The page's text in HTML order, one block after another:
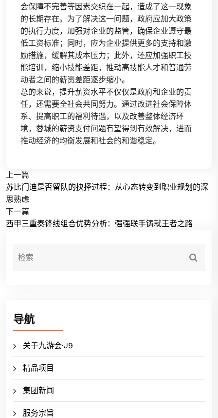
会保障不完善等因素交织在一起，造成了这一现象
的长期存在。为了解决这一问题，政府应加大政策
的执行力度，加强对企业的监管，确保企业遵守最
低工资标准；同时，应为企业提供更多的支持和激
励措施，缓解其成本压力；此外，还应加强职工技
能培训，缩小技能差距，推动高技能人才和普通劳
动者之间的薪资差距逐步缩小。
总的来说，提升薪资水平不仅仅是政府和企业的责
任，还需要全社会共同努力。通过改进社会保障体
系、提高职工的福利待遇，以及改善整体经济环
境，蓉城的薪资支付问题有望得到有效解决，进而
推动经济的均衡发展和社会的和谐稳定。
上一篇
苏比门迪是否留队的抉择过程：从心态转变到职业规划的深
思熟虑
下一篇
西甲三重奏锋线组合优势分析：强强联手铸就王者之路
导航
关于九游会·J9
精品项目
集团新闻
服务宗旨